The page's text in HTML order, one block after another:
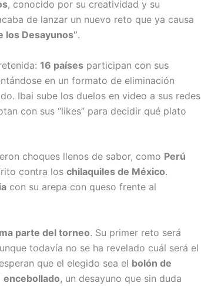
, conocido por su creatividad y su
de lanzar un nuevo reto que ya causa
los Desayunos”.
16 países participan con sus
en un formato de eliminación
Ibai sube los duelos en video a sus redes
con sus “likes” para decidir qué plato
choques llenos de sabor, como Perú
contra los chilaquiles de México.
con su arepa con queso frente al
parte del torneo. Su primer reto será
todavía no se ha revelado cuál será el
que el elegido sea el bolón de
encebollado, un desayuno que sin duda